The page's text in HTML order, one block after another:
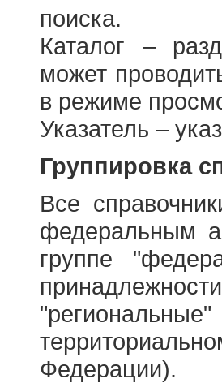
поиска.
Каталог –
может
в режиме
Указатель –
Группировка
Все
федеральным
группе
Федерации).